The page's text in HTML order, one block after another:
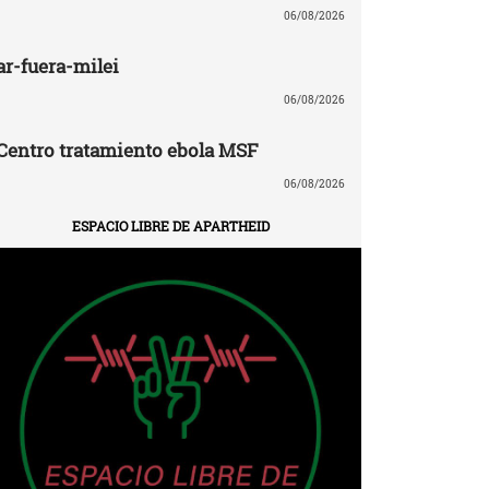
06/08/2026
fuera-milei
06/08/2026
tratamiento ebola MSF
06/08/2026
ESPACIO LIBRE DE APARTHEID